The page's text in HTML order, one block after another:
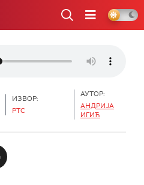
ИЗВОР:
РТС
АУТОР:
АНДРИЈА
ИГИЋ